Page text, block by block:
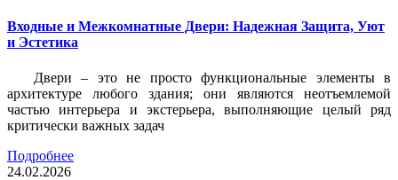
Входные и Межкомнатные Двери: Надежная Защита, Уют
и Эстетика
Двери – это не просто функциональные элементы в
архитектуре любого здания; они являются неотъемлемой
частью интерьера и экстерьера, выполняющие целый ряд
критически важных задач
Подробнее
24.02.2026